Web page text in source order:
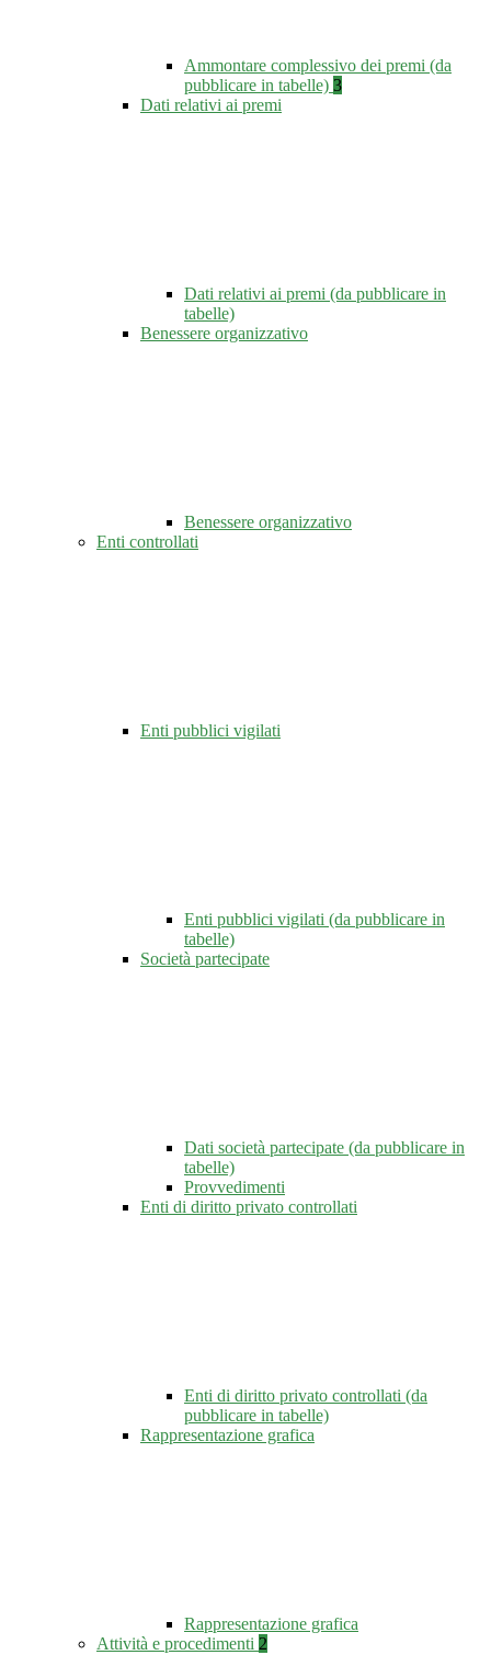
Ammontare complessivo dei premi (da
pubblicare in tabelle) 3
Dati relativi ai premi
Dati relativi ai premi (da pubblicare in
tabelle)
Benessere organizzativo
Benessere organizzativo
Enti controllati
Enti pubblici vigilati
Enti pubblici vigilati (da pubblicare in
tabelle)
Società partecipate
Dati società partecipate (da pubblicare in
tabelle)
Provvedimenti
Enti di diritto privato controllati
Enti di diritto privato controllati (da
pubblicare in tabelle)
Rappresentazione grafica
Rappresentazione grafica
Attività e procedimenti 2